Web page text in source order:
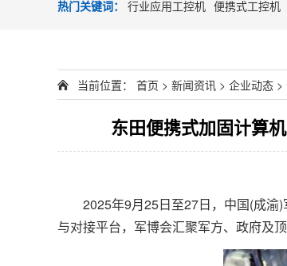
热门关键词： 行业应用工控机 便携式工控机
当前位置： 首页 > 新闻资讯 > 企业动态 >
东田便携式加固计算
2025年9月25日至27日，中国(成渝)
与对接平台，军博会汇聚军方、政府及